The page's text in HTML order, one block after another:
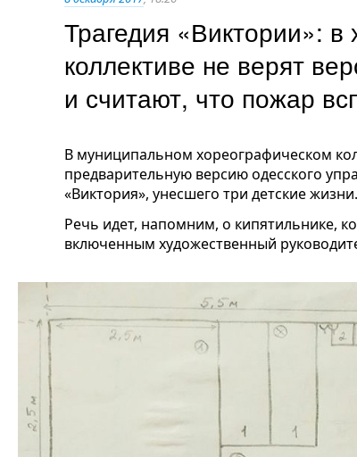
Трагедия «Виктории»:
коллективе не верят
и считают, что пожар
В муниципальном хореографическом
предварительную версию одесского
«Виктория», унесшего три детские жизни.
Речь идет, напомним, о кипятильнике,
включенным художественный